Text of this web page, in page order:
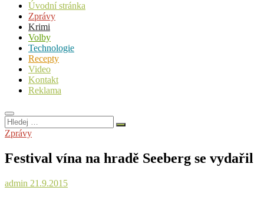
Úvodní stránka
Zprávy
Krimi
Volby
Technologie
Recepty
Video
Kontakt
Reklama
Hledej
…
Zprávy
Festival vína na hradě Seeberg se vydařil
admin 21.9.2015